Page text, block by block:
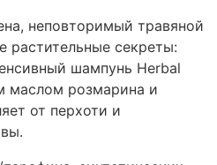
неповторимый травяной
растительные секреты:
шампунь Herbal
маслом розмарина и
от перхоти и